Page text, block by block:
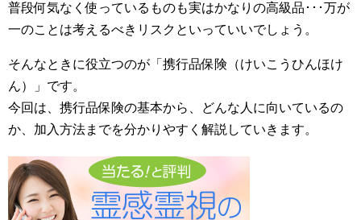
普段何気なく使っているものも実はかなりの高級品･･･万が
一のことは考えるべきリスクといっていいでしょう。
そんなときに役立つのが「携行品保険（けいこうひんほけ
ん）」です。
今回は、携行品保険の基本から、どんな人に向いているの
か、加入方法までを分かりやすく解説していきます。